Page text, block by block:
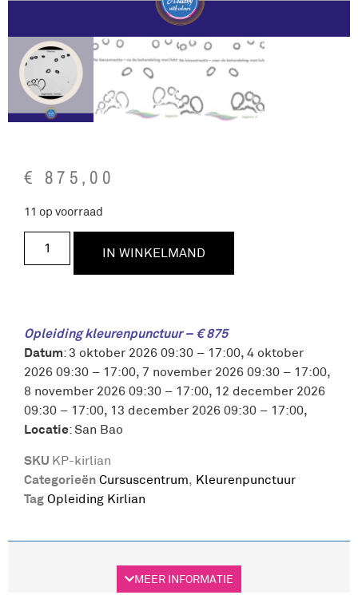
€ 875,00
11 op voorraad
IN WINKELMAND
Opleiding kleurenpunctuur – € 875
Datum: 3 oktober 2026 09:30 – 17:00, 4 oktober
2026 09:30 – 17:00, 7 november 2026 09:30 – 17:00,
8 november 2026 09:30 – 17:00, 12 december 2026
09:30 – 17:00, 13 december 2026 09:30 – 17:00,
Locatie: San Bao
SKU KP-kirlian
Categorieën Cursuscentrum, Kleurenpunctuur
Tag Opleiding Kirlian
MEER INFORMATIE